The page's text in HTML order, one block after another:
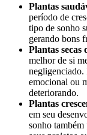
Plantas
período de
tipo de sonho
gerando bons
Plantas secas
melhor de si
negligenciado.
emocional ou
deteriorando.
Plantas
em seu
sonho